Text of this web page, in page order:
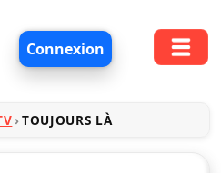
Connexion
TOUJOURS LÀ